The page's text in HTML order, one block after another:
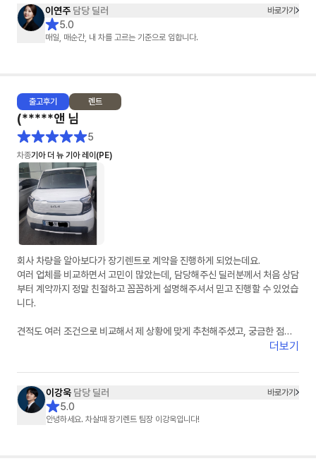
다시 한번 이연주 딜러를 칭찬하고 추천드립니다.
이연주 딜러를 선택하시면 반드시 후회 안하리라 봅니다.
이연주 담당 딜러 바로가기
5.0
매일, 매순간, 내 차를 고르는 기준으로 임합니다.
출고후기 렌트
(*****앤 님
5
차종기아 더 뉴 기아 레이(PE)
회사 차량을 알아보다가 장기렌트로 계약을 진행하게 되었는데요.
여러 업체를 비교하면서 고민이 많았는데, 담당해주신 딜러분께서 처음 상담
부터 계약까지 정말 친절하고 꼼꼼하게 설명해주셔서 믿고 진행할 수 있었습
니다.
견적도 여러 조건으로 비교해서 제 상황에 맞게 추천해주셨고, 궁금한 점을
문의할 때마다 빠르게 답변해주셔서 진행 과정이 굉장히 편했습니다.
좋았습니다.
차량 계약 진행도 빠르게 처리해주셔서 만족스럽게 계약 완료했습니다.
장기렌트 고민하시는 분들 계시면 한 번 상담 받아보셔도 좋을 것 같습니다.
더보기
이강욱 담당 딜러 바로가기
5.0
안녕하세요. 차살때 장기렌트 팀장 이강욱입니다!